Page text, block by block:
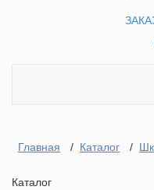
Главная / Каталог /
Каталог